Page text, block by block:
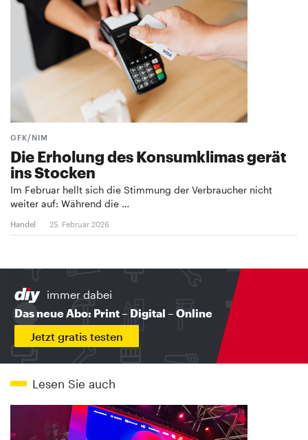
GFK/NIM
Die Erholung des Konsumklimas gerät
ins Stocken
Im Februar hellt sich die Stimmung der Verbraucher nicht
weiter auf: Während die …
Handel 25. Februar 2026
immer dabei
Das neue Abo: Print – Digital – Online
Jetzt gratis testen
Lesen Sie auch